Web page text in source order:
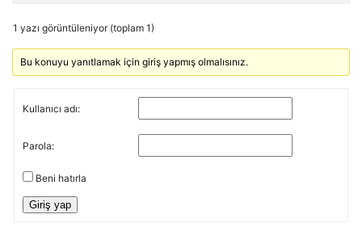
1 yazı görüntüleniyor (toplam 1)
Bu konuyu yanıtlamak için giriş yapmış olmalısınız.
Kullanıcı adı:
Parola:
Beni hatırla
Giriş yap